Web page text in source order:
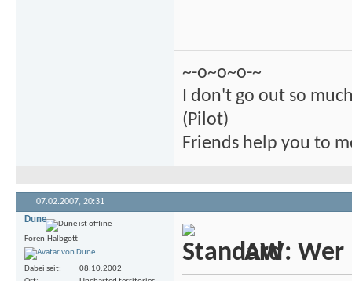
~-o~o~o-~
I don't go out so
(Pilot)
Friends help you to
07.02.2007, 20:31
Dune
Foren-Halbgott
Dabei seit
08.10.2002
AW: Wer